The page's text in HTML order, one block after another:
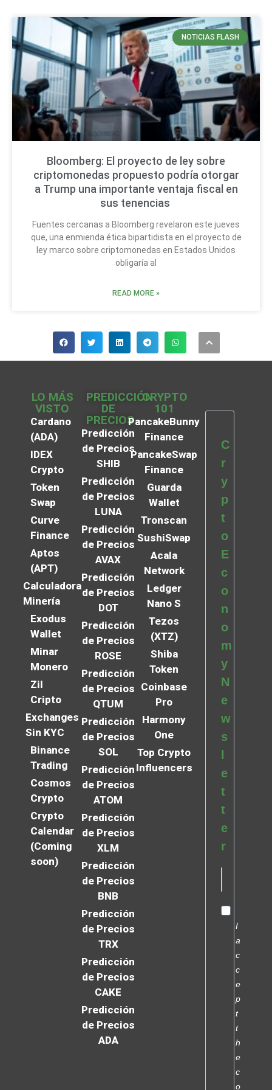
NOTICIAS FLASH
Bloomberg: El proyecto de ley sobre
criptomonedas propuesto podría otorgar
a Trump una importante ventaja fiscal en
sus tenencias
Fuentes cercanas a Bloomberg revelaron este jueves
que, una enmienda ética bipartidista en el proyecto de
ley marco sobre criptomonedas en Estados Unidos
obligaría al
READ MORE »
LO MÁS
VISTO
Cardano
(ADA)
IDEX
Crypto
Token
Swap
Curve
Finance
Aptos
(APT)
Calculadora
Minería
Exodus
Wallet
Minar
Monero
Zil
Cripto
Exchanges
Sin KYC
Binance
Trading
Cosmos
Crypto
Crypto
Calendar
(Coming
soon)
PREDICCIÓN
DE
PRECIOS
Predicción
de Precios
SHIB
Predicción
de Precios
LUNA
Predicción
de Precios
AVAX
Predicción
de Precios
DOT
Predicción
de Precios
ROSE
Predicción
de Precios
QTUM
Predicción
de Precios
SOL
Predicción
de Precios
ATOM
Predicción
de Precios
XLM
Predicción
de Precios
BNB
Predicción
de Precios
TRX
Predicción
de Precios
CAKE
Predicción
de Precios
ADA
CRYPTO
101
PancakeBunny
Finance
PancakeSwap
Finance
Guarda
Wallet
Tronscan
SushiSwap
Acala
Network
Ledger
Nano S
Tezos
(XTZ)
Shiba
Token
Coinbase
Pro
Harmony
One
Top Crypto
Influencers
C
r
y
p
t
o
E
c
o
n
o
m
y
N
e
w
s
e
t
t
e
r
I
a
c
c
e
p
t
t
h
e
c
o